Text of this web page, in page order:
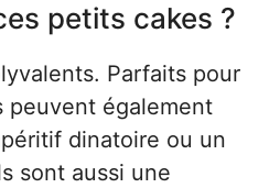
petits cakes ?
Parfaits pour
peuvent également
dinatoire ou un
sont aussi une